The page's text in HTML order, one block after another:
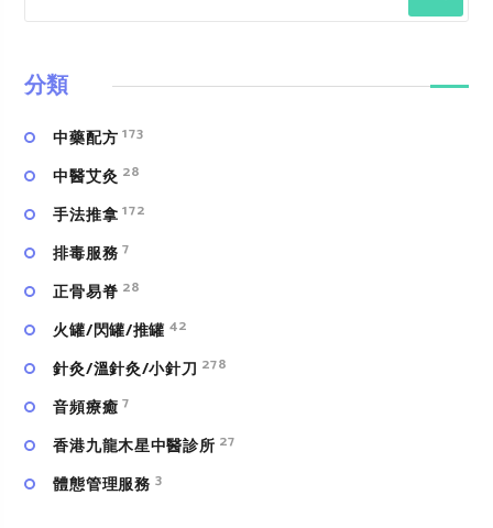
分類
中藥配方 173
中醫艾灸 28
手法推拿 172
排毒服務 7
正骨易脊 28
火罐/閃罐/推罐 42
針灸/溫針灸/小針刀 278
⾳頻療癒 7
香港九龍木星中醫診所 27
體態管理服務 3